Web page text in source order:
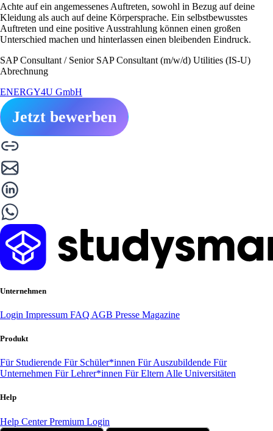
Achte auf ein angemessenes Auftreten, sowohl in Bezug auf deine
Kleidung als auch auf deine Körpersprache. Ein selbstbewusstes
Auftreten und eine positive Ausstrahlung können einen großen
Unterschied machen und hinterlassen einen bleibenden Eindruck.
SAP Consultant / Senior SAP Consultant (m/w/d) Utilities (IS-U)
Abrechnung
ENERGY4U GmbH
Jetzt bewerben
Unternehmen
Login Impressum FAQ AGB Presse Magazine
Produkt
Für Studierende Für Schüler*innen Für Auszubildende Für
Unternehmen Für Lehrer*innen Für Eltern Alle Universitäten
Help
Help CenterPremium Login